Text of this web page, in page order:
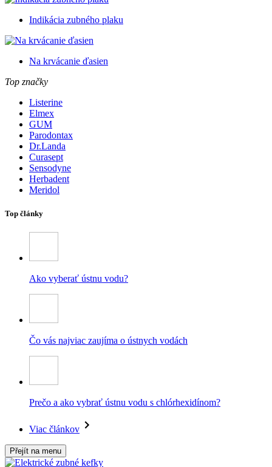
Indikácia zubného plaku
Na krvácanie ďasien
Top značky
Listerine
Elmex
GUM
Parodontax
Dr.Landa
Curasept
Sensodyne
Herbadent
Meridol
Top články
Ako vyberať ústnu vodu?
Čo vás najviac zaujíma o ústnych vodách
Prečo a ako vybrať ústnu vodu s chlórhexidínom?
Viac článkov
Přejít na menu